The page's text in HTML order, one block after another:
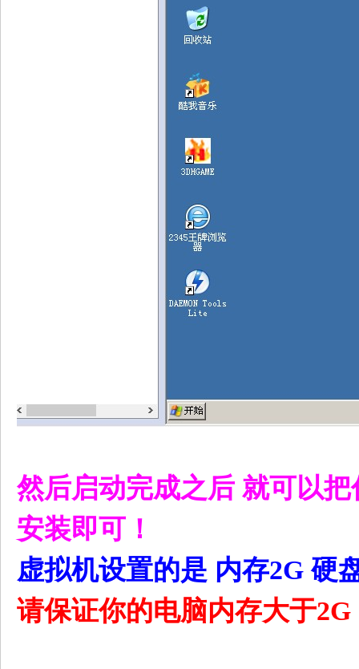
然后启动完成之后 就可以
安装即可！
虚拟机设置的是 内存2G 硬
请保证你的电脑内存大于